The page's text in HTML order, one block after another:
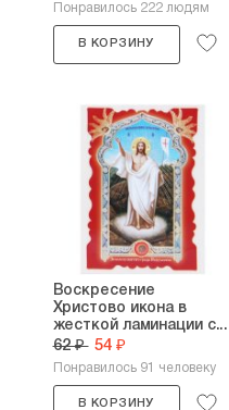
Понравилось 222 людям
В КОРЗИНУ
Воскресение
Христово икона в
жесткой ламинации с...
62 ₽ 54 ₽
Понравилось 91 человеку
В КОРЗИНУ